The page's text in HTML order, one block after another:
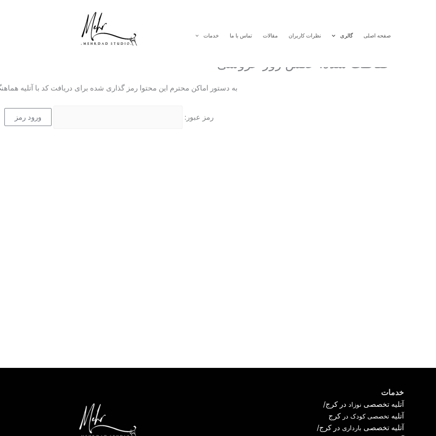
صفحه اصلی گالری نظرات کاربران مقالات تماس با ما خدمات
حفاظت شده: عکس روز عروسی
به دستور اماکن محترم این محتوا رمز گذاری شده برای دریافت کد با آتلیه
رمز عبور:
خدمات
آتلیه تخصصی نوزاد در کرج/
آتلیه تخصصی کودک در کرج
آتلیه تخصصی بارداری در کرج/